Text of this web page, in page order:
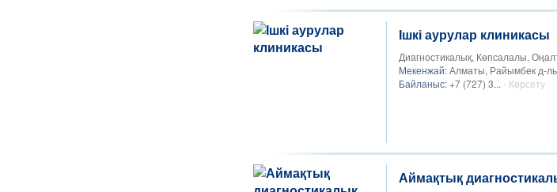
Ішкі аурулар клиникасы
Диагностикалық, Көпсалалы,
Мекенжай:Алматы, Райымбек д-
Байланыс: +7 (727) 3... - Көрсету
Аймақтық